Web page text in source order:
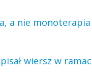
a nie
wiersz w